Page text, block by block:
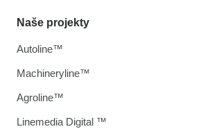
Naše projekty
Autoline™
Machineryline™
Agroline™
Linemedia Digital ™